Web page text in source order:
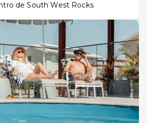
de South West Rocks